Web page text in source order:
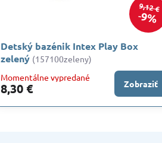
9,12 €
9%
Detský bazénik Intex Play Box
zelený (157100zeleny)
Momentálne vypredané
8,30 € Zobraziť